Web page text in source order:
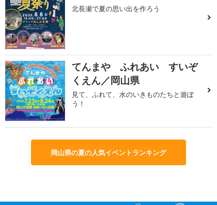
北長瀬で夏の思い出を作ろう
3
てんまや ふれあい すいぞ
くえん／岡山県
見て、ふれて、水のいきものたちと遊ぼ
う！
岡山県の夏の人気イベントランキング